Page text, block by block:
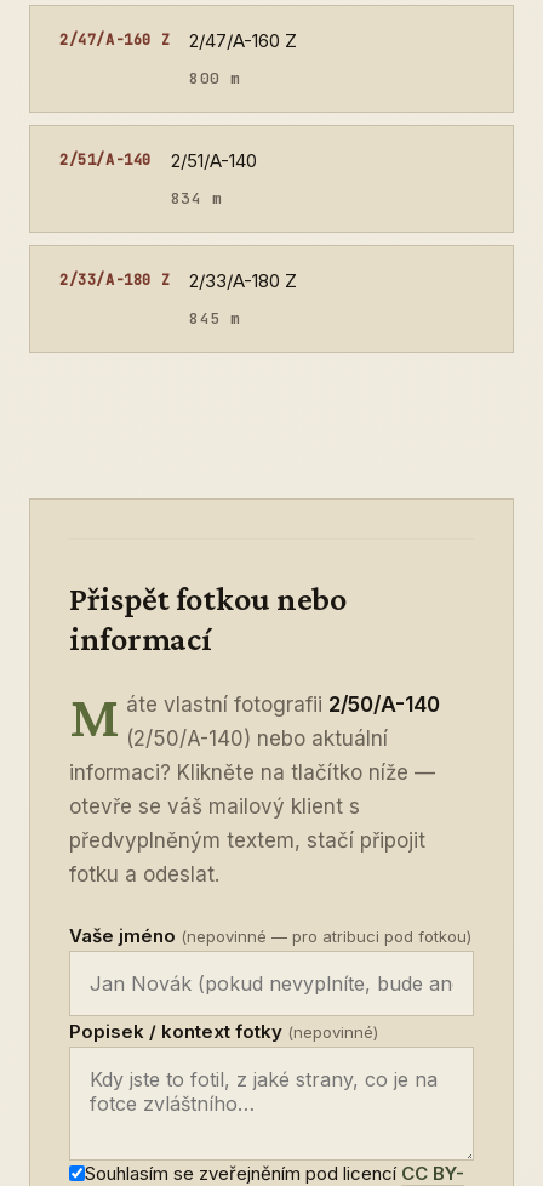
2/47/A-160 Z 2/47/A-160 Z
800 m
2/51/A-140 2/51/A-140
834 m
2/33/A-180 Z 2/33/A-180 Z
845 m
Přispět fotkou nebo
informací
M áte vlastní fotografii 2/50/A-140
(2/50/A-140) nebo aktuální
informaci? Klikněte na tlačítko níže —
otevře se váš mailový klient s
předvyplněným textem, stačí připojit
fotku a odeslat.
Vaše jméno (nepovinné — pro atribuci pod fotkou)
Popisek / kontext fotky (nepovinné)
Souhlasím se zveřejněním pod licencí CC BY-